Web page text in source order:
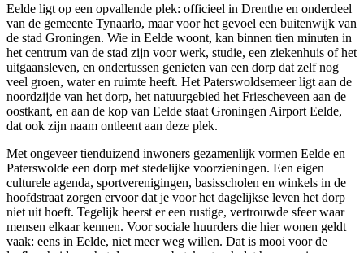
Eelde ligt op een opvallende plek: officieel in Drenthe en onderdeel
van de gemeente Tynaarlo, maar voor het gevoel een buitenwijk van
de stad Groningen. Wie in Eelde woont, kan binnen tien minuten in
het centrum van de stad zijn voor werk, studie, een ziekenhuis of het
uitgaansleven, en ondertussen genieten van een dorp dat zelf nog
veel groen, water en ruimte heeft. Het Paterswoldsemeer ligt aan de
noordzijde van het dorp, het natuurgebied het Friescheveen aan de
oostkant, en aan de kop van Eelde staat Groningen Airport Eelde,
dat ook zijn naam ontleent aan deze plek.
Met ongeveer tienduizend inwoners gezamenlijk vormen Eelde en
Paterswolde een dorp met stedelijke voorzieningen. Een eigen
culturele agenda, sportverenigingen, basisscholen en winkels in de
hoofdstraat zorgen ervoor dat je voor het dagelijkse leven het dorp
niet uit hoeft. Tegelijk heerst er een rustige, vertrouwde sfeer waar
mensen elkaar kennen. Voor sociale huurders die hier wonen geldt
vaak: eens in Eelde, niet meer weg willen. Dat is mooi voor de